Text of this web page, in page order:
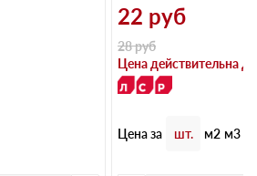
22 руб
28руб
Цена действительна
Цена за шт. м2 м3